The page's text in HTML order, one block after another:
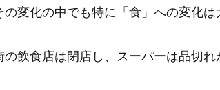
「自
れか
らの
の変化の中でも特に「食」への変化は
の飲食店は閉店し、スーパーは品切